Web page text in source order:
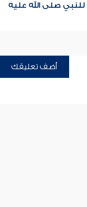
للنبي صلى الله عليه
أضف تعليقك